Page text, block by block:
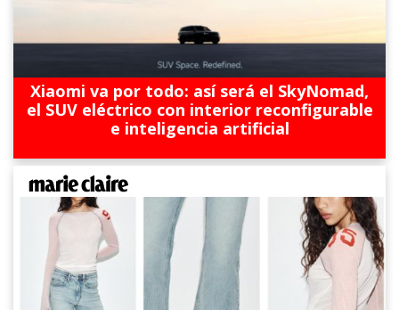
Xiaomi va por todo: así será el SkyNomad,
el SUV eléctrico con interior reconfigurable
e inteligencia artificial